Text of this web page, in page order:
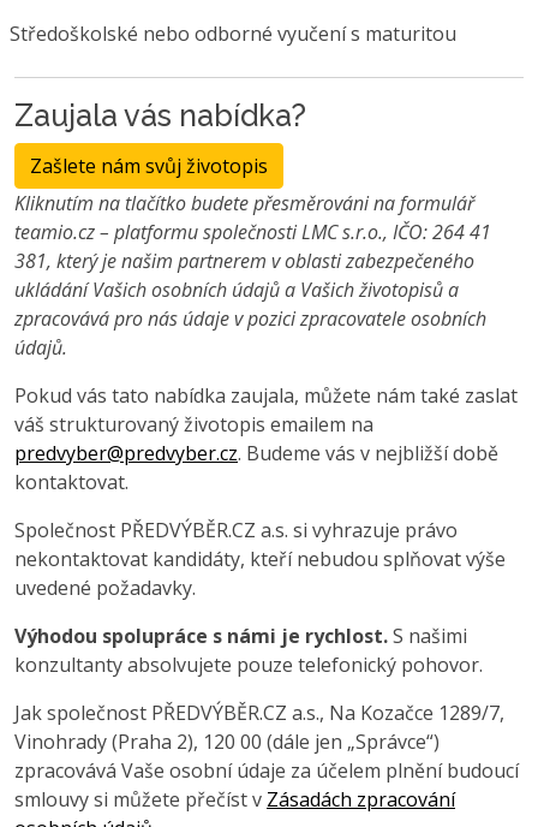
Středoškolské nebo odborné vyučení s maturitou
Zaujala vás nabídka?
Zašlete nám svůj životopis
Kliknutím na tlačítko budete přesměrováni na formulář
teamio.cz – platformu společnosti LMC s.r.o., IČO: 264 41
381, který je našim partnerem v oblasti zabezpečeného
ukládání Vašich osobních údajů a Vašich životopisů a
zpracovává pro nás údaje v pozici zpracovatele osobních
údajů.
Pokud vás tato nabídka zaujala, můžete nám také zaslat
váš strukturovaný životopis emailem na
predvyber@predvyber.cz. Budeme vás v nejbližší době
kontaktovat.
Společnost PŘEDVÝBĚR.CZ a.s. si vyhrazuje právo
nekontaktovat kandidáty, kteří nebudou splňovat výše
uvedené požadavky.
Výhodou spolupráce s námi je rychlost.S našimi
konzultanty absolvujete pouze telefonický pohovor.
Jak společnost PŘEDVÝBĚR.CZ a.s., Na Kozačce 1289/7,
Vinohrady (Praha 2), 120 00 (dále jen „Správce“)
zpracovává Vaše osobní údaje za účelem plnění budoucí
smlouvy si můžete přečíst v Zásadách zpracování